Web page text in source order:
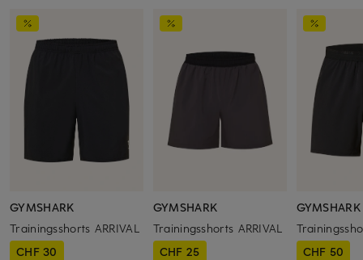
GYMSHARK
Trainingsshorts ARRIVAL
CHF 30
GYMSHARK
Trainingsshorts ARRIVAL
CHF 25
GYMSHARK
CHF 50